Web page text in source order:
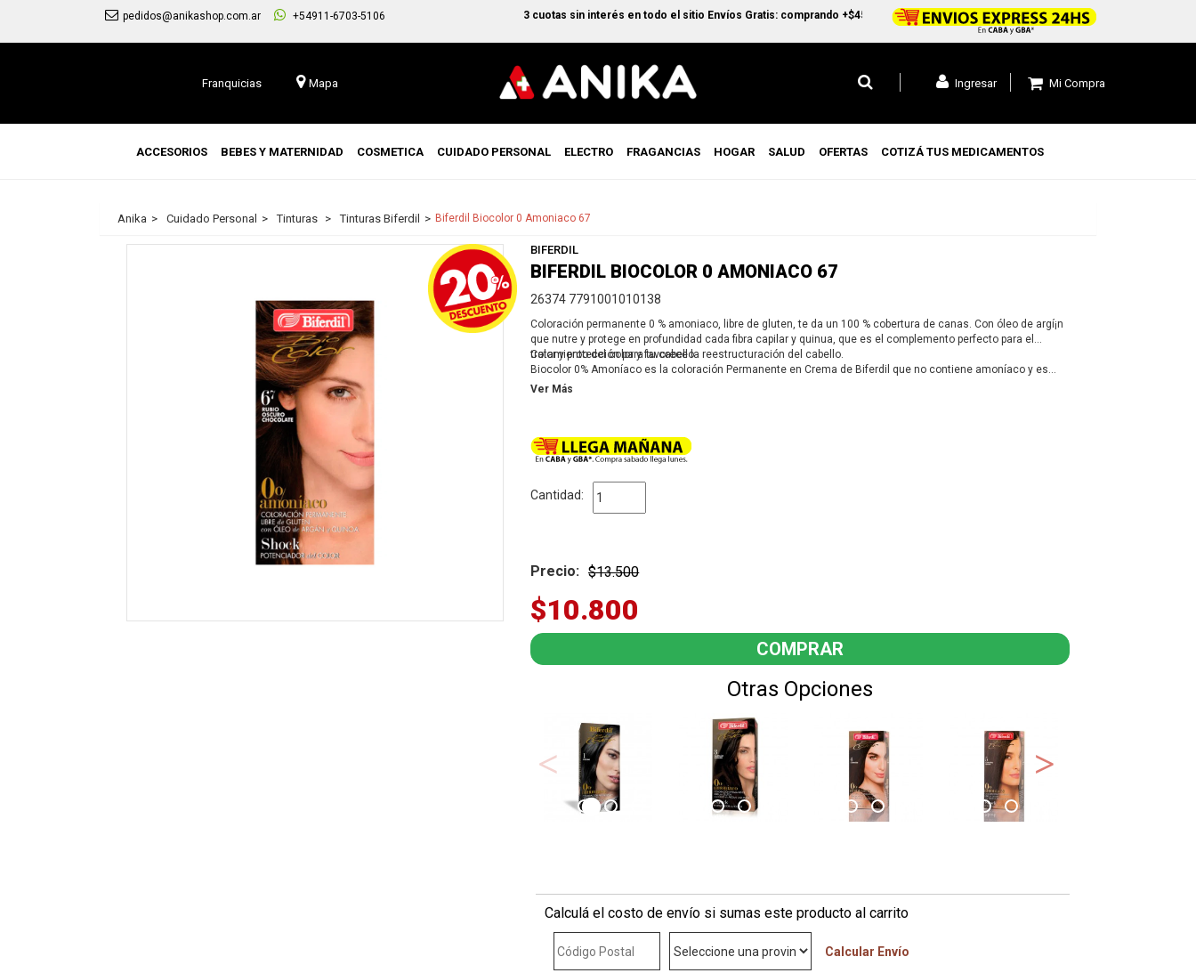
pedidos@anikashop.com.ar +54911-6703-5106 3 cuotas sin interés en todo el sitio Envíos Gratis: comprando +$45.000 en CABA y GBA1 y +$99.000 a todo el pais
Franquicias Mapa Mi Compra
Ingresar
ACCESORIOS BEBES Y MATERNIDAD COSMETICA CUIDADO PERSONAL ELECTRO FRAGANCIAS HOGAR SALUD OFERTAS COTIZÁ TUS MEDICAMENTOS
Anika Cuidado Personal Tinturas Tinturas Biferdil Biferdil Biocolor 0 Amoniaco 67
BIFERDIL
BIFERDIL BIOCOLOR 0 AMONIACO 67
26374 7791001010138
Coloración permanente 0 % amoniaco, libre de gluten, te da un 100 % cobertura de canas. Con óleo de argí¡n
que nutre y protege en profundidad cada fibra capilar y quinua, que es el complemento perfecto para el
tratamiento del color y favorece la reestructuración del cabello.
Color y protección para tu cabello
Biocolor 0% Amoníaco es la coloración Permanente en Crema de Biferdil que no contiene amoníaco y es
libre de gluten. Permite ser utilizada por personas con sensibilidad a este compuesto químico y con
Ver Más
Cantidad:
Precio: $13.500
$10.800
Otras Opciones
Calculá el costo de envío si sumas este producto al carrito
Calcular Envío